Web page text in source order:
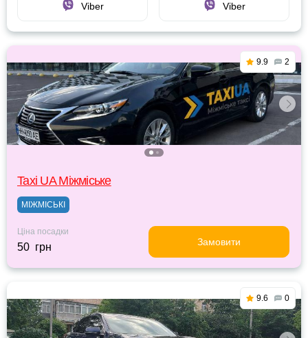
Viber Viber
9.9 2
Taxi UA Міжміське
МІЖМІСЬКІ
Ціна посадки
50 грн Замовити
9.6 0